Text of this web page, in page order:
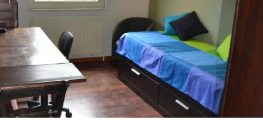
Huur:
Kosten:
150 €
Duur:
5-6 maanden, zomervakantie
Domiciliëring:
Toegelaten
Inrichting
Badkamer:
Privaat
Privé (aparte kamer)
Oppervlakte:
18 m
2
Private kamers: